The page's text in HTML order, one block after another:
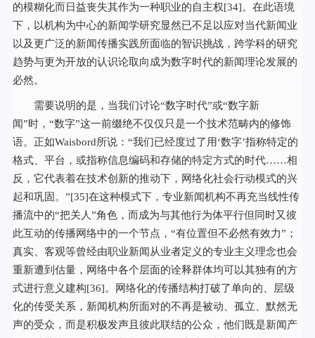
的模糊化而日益丧失其作为一种职业的自主权[34]。在此语境
下，以机构为中心的新闻学研究显然已不足以应对当代新闻业
以及更广泛的新闻传播实践所面临的智识挑战，跨学科的研究
趋势与更为开放的认识论取向成为数字时代的新闻理论发展的
必然。
需要说明的是，当我们讨论“数字时代”或“数字新
闻”时，“数字”这一前缀绝不仅仅只是一个技术范畴内的修饰
语。正如Waisbord所说：“我们已经度过了用‘数字’指称特定的
格式、平台，或指称信息编码和存储的特定方式的时代……相
反，它代表着在技术创新的推动下，网络化社会行动模式的兴
起和巩固。”[35]在这种模式下，专业新闻机构不再充当线性传
播流中的“把关人”角色，而成为与其他行为体平行但同时又彼
此互动的传播网络中的一个节点，“有位置但不必然有效力”；
真实、客观等曾经由职业新闻从业者定义的专业主义理念也会
重新遭到估量，网络中各个层面的诠释群体均可以其独有的方
式进行意义建构[36]。网络化的传播结构打破了单向的、层级
化的传受关系，新闻机构所面对的不再是被动、孤立、默然无
声的受众，而是积极发声且彼此联结的公众，他们既是新闻产